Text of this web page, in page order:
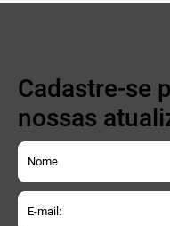
Cadastre-se
nossas